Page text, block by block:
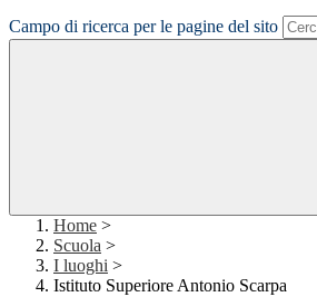
Campo di ricerca per le pagine del sito
Home >
Scuola >
I luoghi >
Istituto Superiore Antonio Scarpa